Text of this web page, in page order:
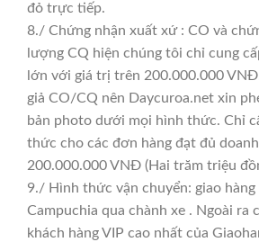
đỏ trực tiếp.
8./ Chứng nhận xuất xứ : CO và
lượng CQ hiện chúng tôi chỉ cung
lớn với giá trị trên 200.000.000
giả CO/CQ nên Daycuroa.net xin
bản photo dưới mọi hình thức. Chỉ
thức cho các đơn hàng đạt đủ
200.000.000 VNĐ (Hai trăm triệu
9./ Hình thức vận chuyển: giao
Campuchia qua chành xe . Ngoài ra
khách hàng VIP cao nhất của